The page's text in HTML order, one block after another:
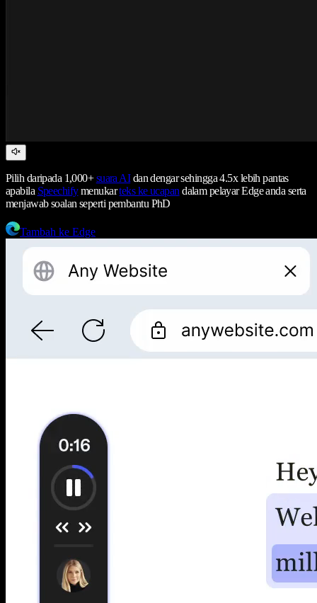
Pilih daripada 1,000+suara AIdan dengar sehingga 4.5x lebih pantas
apabila Speechifymenukarteks ke ucapan dalam pelayar Edge anda serta
menjawab soalan seperti pembantu PhD
Tambah ke Edge